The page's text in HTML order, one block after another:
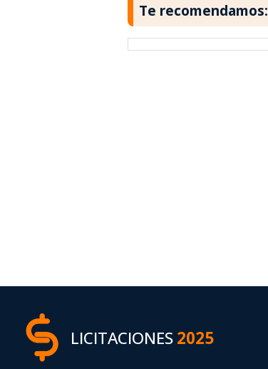
Te recomendamos:
LICITACIONES2025